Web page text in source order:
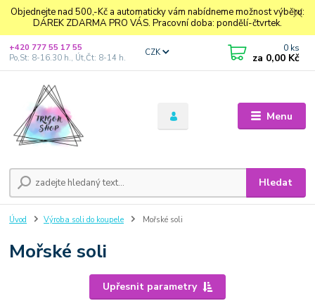
Objednejte nad 500,-Kč a automaticky vám nabídneme možnost výběru:
DÁREK ZDARMA PRO VÁS. Pracovní doba: pondělí-čtvrtek.
Menu
CZK
Hledat
+420 777 55 17 55
Po,St: 8-16.30 h., Út,Čt: 8-14 h.
0 ks
za 0,00 Kč
Úvod Výroba soli do koupele Mořské soli
Mořské soli
Upřesnit parametry